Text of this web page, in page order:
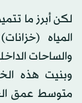
لكن أبرز ما
المياه
والساحات
وبنيت هذه
متوسط عمق